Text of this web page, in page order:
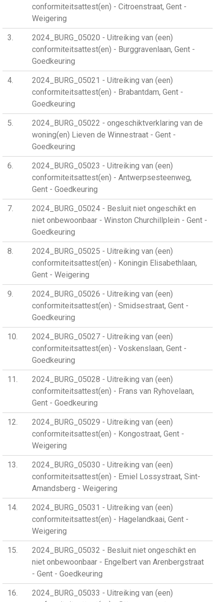
conformiteitsattest(en) - Citroenstraat, Gent -
Weigering
3
2024_BURG_05020 - Uitreiking van (een)
conformiteitsattest(en) - Burggravenlaan, Gent -
Goedkeuring
4
2024_BURG_05021 - Uitreiking van (een)
conformiteitsattest(en) - Brabantdam, Gent -
Goedkeuring
5
2024_BURG_05022 - ongeschiktverklaring van de
woning(en) Lieven de Winnestraat - Gent -
Goedkeuring
6
2024_BURG_05023 - Uitreiking van (een)
conformiteitsattest(en) - Antwerpsesteenweg,
Gent - Goedkeuring
7
2024_BURG_05024 - Besluit niet ongeschikt en
niet onbewoonbaar - Winston Churchillplein - Gent -
Goedkeuring
8
2024_BURG_05025 - Uitreiking van (een)
conformiteitsattest(en) - Koningin Elisabethlaan,
Gent - Weigering
9
2024_BURG_05026 - Uitreiking van (een)
conformiteitsattest(en) - Smidsestraat, Gent -
Goedkeuring
10
2024_BURG_05027 - Uitreiking van (een)
conformiteitsattest(en) - Voskenslaan, Gent -
Goedkeuring
11
2024_BURG_05028 - Uitreiking van (een)
conformiteitsattest(en) - Frans van Ryhovelaan,
Gent - Goedkeuring
12
2024_BURG_05029 - Uitreiking van (een)
conformiteitsattest(en) - Kongostraat, Gent -
Weigering
13
2024_BURG_05030 - Uitreiking van (een)
conformiteitsattest(en) - Emiel Lossystraat, Sint-
Amandsberg - Weigering
14
2024_BURG_05031 - Uitreiking van (een)
conformiteitsattest(en) - Hagelandkaai, Gent -
Weigering
15
2024_BURG_05032 - Besluit niet ongeschikt en
niet onbewoonbaar - Engelbert van Arenbergstraat
- Gent - Goedkeuring
16
2024_BURG_05033 - Uitreiking van (een)